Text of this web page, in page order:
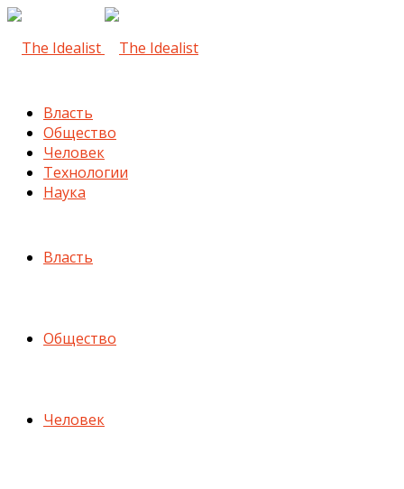
Власть
Общество
Человек
Технологии
Наука
Власть
Общество
Человек